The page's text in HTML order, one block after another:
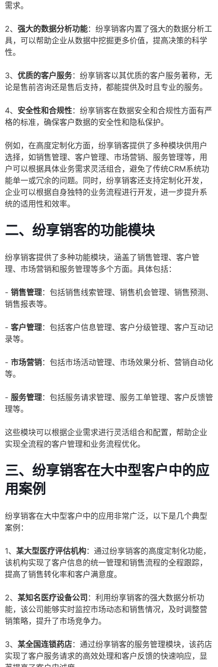
需求。
2、 强大的数据分析功能：纷享销客内置了强大的数据分析工
具，可以帮助企业从数据中挖掘更多价值，提高决策的科学
性。
3、 优质的客户服务：纷享销客以其优质的客户服务著称，无
论是售前咨询还是售后支持，都能提供及时且专业的服务。
4、 安全性和合规性：纷享销客在数据安全和合规性方面有严
格的标准，确保客户数据的安全性和隐私保护。
例如，在高度定制化方面，纷享销客提供了多种模块供用户
选择，如销售管理、客户管理、市场营销、服务管理等，用
户可以根据具体业务需求灵活组合，避免了传统CRM系统功
能单一或冗余的问题。同时，纷享销客还支持定制化开发，
企业可以根据自身独特的业务流程进行开发，进一步提升系
统的适用性和效率。
二、纷享销客的功能模块
纷享销客提供了多种功能模块，涵盖了销售管理、客户管
理、市场营销和服务管理等多个方面。具体包括：
- 销售管理：包括销售线索管理、销售机会管理、销售预测、
销售报表等。
- 客户管理：包括客户信息管理、客户分级管理、客户互动记
录等。
- 市场营销：包括市场活动管理、市场效果分析、营销自动化
等。
- 服务管理：包括服务请求管理、服务工单管理、客户反馈管
理等。
这些模块可以根据企业需求进行灵活组合和配置，帮助企业
实现全流程的客户管理和业务流程优化。
三、纷享销客在大中型客户中的应
用案例
纷享销客在大中型客户中的应用非常广泛，以下是几个典型
案例：
1、 某大型医疗评估机构：通过纷享销客的高度定制化功能，
该机构实现了客户信息的统一管理和销售流程的全程跟踪，
提高了销售转化率和客户满意度。
2、 某知名医疗设备公司 ：利用纷享销客的强大数据分析功
能，该公司能够实时监控市场动态和销售情况，及时调整营
销策略，提升了市场竞争力。
3、 某全国连锁药店：通过纷享销客的服务管理模块，该药店
实现了客户服务请求的高效处理和客户反馈的快速响应，显